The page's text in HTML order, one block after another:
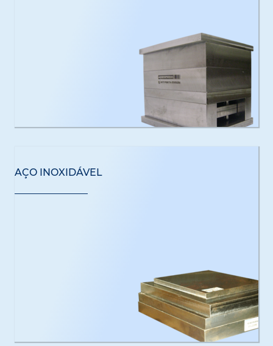
AÇO INOXIDÁVEL